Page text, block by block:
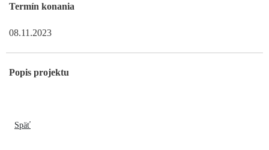
Termín konania
08.11.2023
Popis projektu
Späť